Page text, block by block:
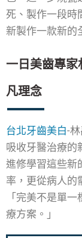
死、製作一段時
新製作一款新的
一日美齒專家
凡理念
台北牙齒美白-
吸收牙醫治療的
進修學習這些新
率，更從病人的
「完美不是單
療方案。」